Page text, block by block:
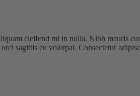
eleifend mi in nulla. Nibh mauris
sagittis eu volutpat. Consectetur